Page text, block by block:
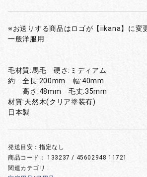
※お送りする商品はロゴが【iikana】に変
一般洋服用
毛材質:馬毛 硬さ:ミディアム
約 全長:200mm 幅:40mm
高さ:48mm 毛丈:35mm
材質:天然木(クリア塗装有)
日本製
発送目安：指定なし
商品コード：133237 / 45602948 11721
関連カテゴリ :